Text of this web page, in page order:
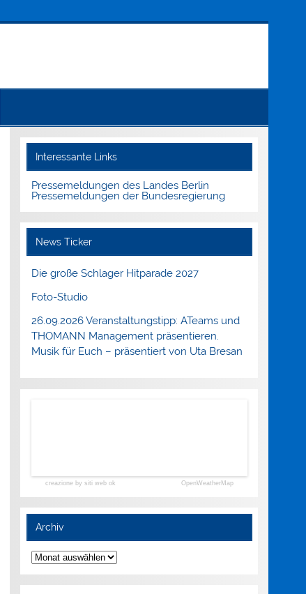
Interessante Links
Pressemeldungen des Landes Berlin
Pressemeldungen der Bundesregierung
News Ticker
Die große Schlager Hitparade 2027
Foto-Studio
26.09.2026 Veranstaltungstipp: ATeams und
THOMANN Management präsentieren.
Musik für Euch – präsentiert von Uta Bresan
creazione by siti web ok OpenWeatherMap
Archiv
Archiv